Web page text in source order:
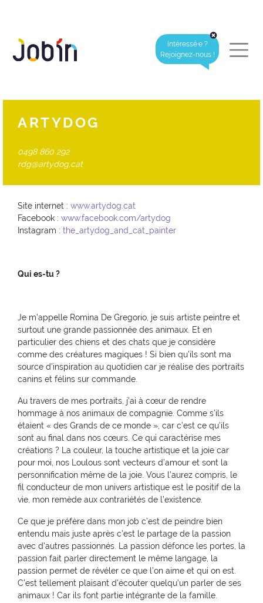
Intéressé·e ?
Rejoignez-nous !
ARTYDOG
0498 860 292
rdg@artydog.cat
Site internet : www.artydog.cat
Facebook : www.facebook.com/artydog
Instagram : the_artydog_and_cat_painter
Qui es-tu ?
Je m’appelle Romina De Gregorio, je suis artiste peintre et
surtout une grande passionnée des animaux. Et en
particulier des chiens et des chats que je considère
comme des créatures magiques ! Si bien qu’ils sont ma
source d’inspiration au quotidien car je réalise des portraits
canins et félins sur commande.
Au travers de mes portraits, j’ai à cœur de rendre
hommage à nos animaux de compagnie. Comme s’ils
étaient « des Grands de ce monde », car c’est ce qu’ils
sont au final dans nos cœurs. Ce qui caractérise mes
créations ? La couleur, la touche artistique et la joie car
pour moi, nos Loulous sont vecteurs d’amour et sont la
personnification même de la joie. Vous l’aurez compris, le
fil conducteur de mon univers artistique est le positif de la
vie, mon remède aux contrariétés de l’existence.
Ce que je préfère dans mon job c’est de peindre bien
entendu mais juste après c’est le partage de la passion
avec d’autres passionnés. La passion défonce les portes, la
passion fait parler directement le même langage, la
passion permet de révéler ce que l’on aime et qui on est.
C’est tellement plaisant d’écouter quelqu’un parler de ses
animaux ! Car ils font partie intégrante de la famille.